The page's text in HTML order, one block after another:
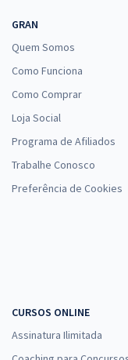
GRAN
Quem Somos
Como Funciona
Como Comprar
Loja Social
Programa de Afiliados
Trabalhe Conosco
Preferência de Cookies
CURSOS ONLINE
Assinatura Ilimitada